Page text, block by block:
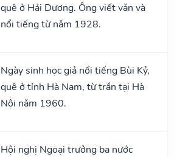
quê ở Hải Dương. Ông viết vǎn và
nổi tiếng từ nǎm 1928.
Ngày sinh học giả nổi tiếng Bùi Kỷ,
quê ở tỉnh Hà Nam, từ trần tại Hà
Nội nǎm 1960.
Hội nghị Ngoại trưởng ba nước